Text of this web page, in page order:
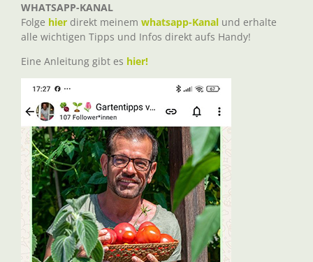
WHATSAPP-KANAL
Folge hier direkt meinem whatsapp-Kanal und erhalte
alle wichtigen Tipps und Infos direkt aufs Handy!
Eine Anleitung gibt es hier!